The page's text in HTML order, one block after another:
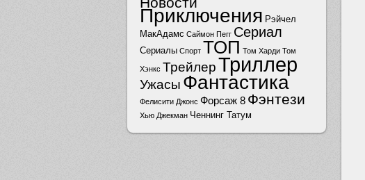
Приключения Рэйчел
МакАдамс Саймон Пегг Сериал
Сериалы Спорт ТОП Том Харди Том
Хэнкс ТрейлерТриллер
Ужасы Фантастика
Фелисити Джонс Форсаж 8 Фэнтези
Хью Джекман Ченнинг Татум